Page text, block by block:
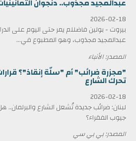
عبدالمجيد مجذوب.. دنجوان
2026-02-18
بيروت - بولين فاضللم يمر حتى اليوم على
عبدالمجيد مجذوب، وهو المطبوع في...
المصدر: الأنباء
"مجزرة ضرائب" أم "سلّة إنقاذ"؟
تحرك الشارع
2026-02-18
لبنان: ضرائب جديدة تُشعل الشارع والبرلمان..
جيوب الفقراء؟
المصدر: بي بي سي